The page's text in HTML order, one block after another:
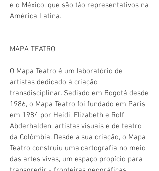
e o México, que são tão representativos na
América Latina.
MAPA TEATRO
O Mapa Teatro é um laboratório de
artistas dedicado à criação
transdisciplinar. Sediado em Bogotá desde
1986, o Mapa Teatro foi fundado em Paris
em 1984 por Heidi, Elizabeth e Rolf
Abderhalden, artistas visuais e de teatro
da Colômbia. Desde a sua criação, o Mapa
Teatro construiu uma cartografia no meio
das artes vivas, um espaço propício para